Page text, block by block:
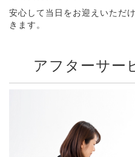
安心して当日をお迎えいただ
きます。
アフターサー